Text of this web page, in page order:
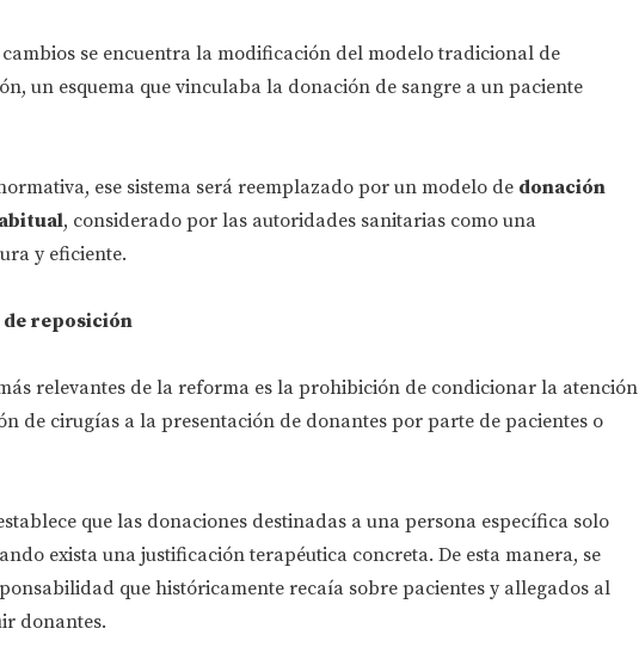
se encuentra la modificación del modelo tradicional de
un esquema que vinculaba la donación de sangre a un paciente
ese sistema será reemplazado por un modelo de donación
, considerado por las autoridades sanitarias como una
y eficiente.
de reposición
relevantes de la reforma es la prohibición de condicionar la atención
de cirugías a la presentación de donantes por parte de pacientes o
que las donaciones destinadas a una persona específica solo
exista una justificación terapéutica concreta. De esta manera, se
que históricamente recaía sobre pacientes y allegados al
donantes.